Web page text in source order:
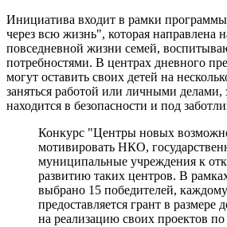
Инициатива входит в рамки
через всю жизнь", которая направлена
повседневной жизни семей,
потребностями. В центрах дневного
могут оставить своих детей на
заняться работой или личными делами,
находится в безопасности и под
Конкурс "Центры новых
мотивировать НКО,
муниципальные учреждения к
развитию таких центров. В
выбрано 15 победителей,
предоставляется грант в размере
на реализацию своих проектов